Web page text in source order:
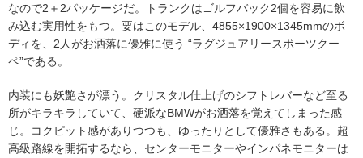
なので2＋2パッケージだ。トランクはゴルフバック2個を容易に飲
み込む実用性をもつ。要はこのモデル、4855×1900×1345mmのボ
ディを、2人がお洒落に優雅に使う “ラグジュアリースポーツクー
ペ”である。
内装にも妖艶さが漂う。クリスタル仕上げのシフトレバーなど至る
所がキラキラしていて、硬派なBMWがお洒落を覚えてしまった感
じ。コクピット感がありつつも、ゆったりとして優雅さもある。超
高級路線を開拓するなら、センターモニターやインパネモニターは